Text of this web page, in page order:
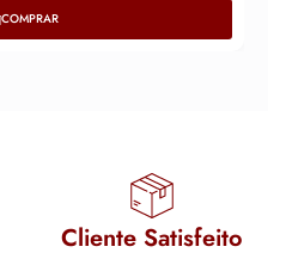
COMPRAR
Cliente Satisfeito